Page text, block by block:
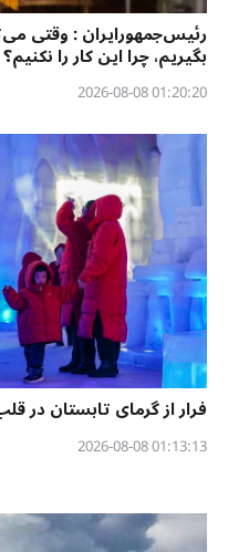
رئیس‌جمهورایران : وقتی
بگیریم، چرا این کار را نکنیم؟
01:20:20 2026-08-08
فرار از گرمای تابستان در
01:13:13 2026-08-08